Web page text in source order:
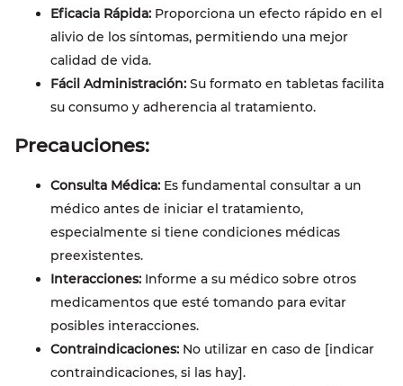
Eficacia Rápida: Proporciona un efecto rápido en el
alivio de los síntomas, permitiendo una mejor
calidad de vida.
Fácil Administración: Su formato en tabletas facilita
su consumo y adherencia al tratamiento.
Precauciones:
Consulta Médica: Es fundamental consultar a un
médico antes de iniciar el tratamiento,
especialmente si tiene condiciones médicas
preexistentes.
Interacciones: Informe a su médico sobre otros
medicamentos que esté tomando para evitar
posibles interacciones.
Contraindicaciones: No utilizar en caso de [indicar
contraindicaciones, si las hay].